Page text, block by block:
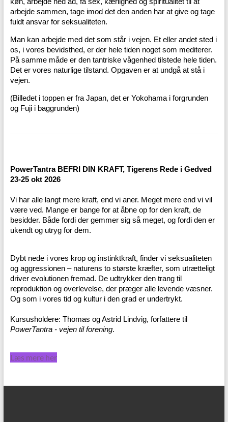
arbejde sammen, tage imod det den anden har at give og tage
fuldt ansvar for seksualiteten.
Man kan arbejde med det som står i vejen. Et eller andet sted i
os, i vores bevidsthed, er der hele tiden noget som mediterer.
På samme måde er den tantriske vågenhed tilstede hele tiden.
Det er vores naturlige tilstand. Opgaven er at undgå at stå i
vejen.
(Billedet i toppen er fra Japan, det er Yokohama i forgrunden
og Fuji i baggrunden)
PowerTantra BEFRI DIN KRAFT, Tigerens Rede i Gedved
23-25 okt 2026
Vi har alle langt mere kraft, end vi aner. Meget mere end vi vil
være ved. Mange er bange for at åbne op for den kraft, de
besidder. Både fordi der gemmer sig så meget, og fordi den er
ukendt og utryg for dem.
Dybt nede i vores krop og instinktkraft, finder vi seksualiteten
og aggressionen – naturens to største kræfter, som utrætteligt
driver evolutionen fremad. De udtrykker den trang til
reproduktion og overlevelse, der præger alle levende væsner.
Og som i vores tid og kultur i den grad er undertrykt.
Kursusholdere: Thomas og Astrid Lindvig, forfattere til
PowerTantra - vejen til forening.
Læs mere her